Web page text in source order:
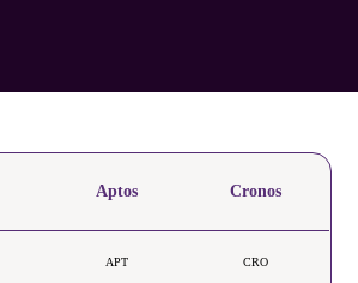
Aptos Cronos
APT CRO